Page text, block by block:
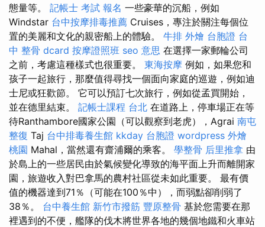
態量等。 記帳士 考試 報名 一些豪華的沉船，例如
Windstar 台中按摩排毒推薦 Cruises，專注於關注每個位
置的美麗和文化的親密船上的體驗。 牛排 外燴 台胞證 台
中 整骨 dcard 按摩證照班 seo 意思 在選擇一家郵輪公司
之前，考慮這種樣式也很重要。 東海按摩 例如，如果您和
孩子一起旅行，那麼值得尋找一個面向家庭的巡遊，例如迪
士尼或狂歡節。 它可以預訂七次旅行，例如從孟買開始，
並在德里結束。 記帳士課程 台北 在道路上，停車場正在等
待Ranthambore國家公園（可以觀察到老虎），Agrai 南屯
整復 Taj 台中排毒養生館 kkday 台胞證 wordpress 外燴
桃園 Mahal，當然還有齋浦爾的乘客。 學整骨 后里推拿 由
於島上的一些居民由於氣候變化導致的海平面上升而離開家
園，旅遊收入對巴拿馬的農村社區從未如此重要。 最有價
值的機器達到71％（可能在100％中），而弱點卻削弱了
38％。 台中養生館 新竹市撥筋 豐原整骨 基於您需要在那
裡遇到的不便，艦隊的伐木將世界各地的幾個地鐵和火車站